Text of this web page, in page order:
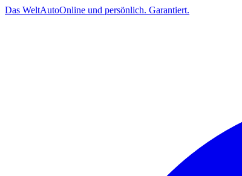
Das WeltAutoOnline und persönlich. Garantiert.